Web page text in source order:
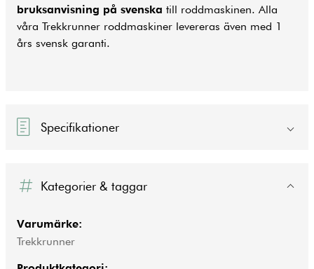
bruksanvisning på svenska till roddmaskinen. Alla
våra Trekkrunner roddmaskiner levereras även med 1
års svensk garanti.
Specifikationer
Kategorier & taggar
Varumärke:
Trekkrunner